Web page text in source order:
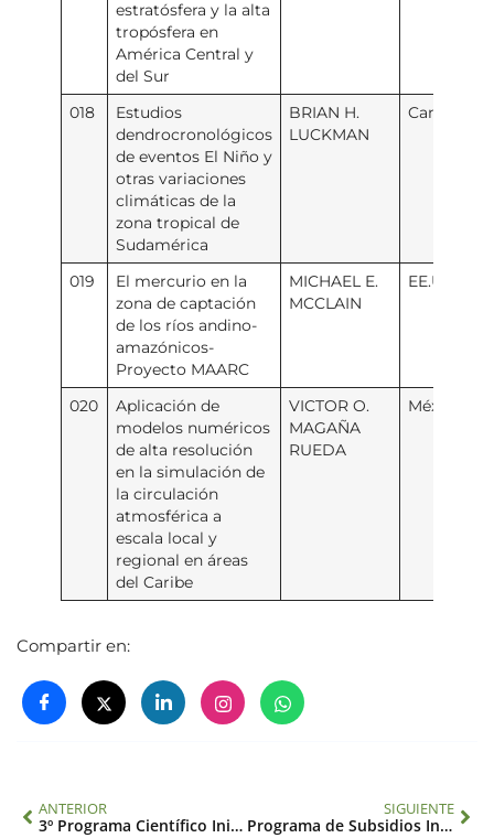
estratósfera y la alta
tropósfera en
América Central y
del Sur
018
Estudios
dendrocronológicos
de eventos El Niño y
otras variaciones
climáticas de la
zona tropical de
Sudamérica
BRIAN H.
LUCKMAN
Canadá
019
El mercurio en la
zona de captación
de los ríos andino-
amazónicos-
Proyecto MAARC
MICHAEL E.
MCCLAIN
EE.UU.
020
Aplicación de
modelos numéricos
de alta resolución
en la simulación de
la circulación
atmosférica a
escala local y
regional en áreas
del Caribe
VICTOR O.
MAGAÑA
RUEDA
México
Compartir en:
ANTERIOR
3º Programa Científico Inicial (ISP3)
SIGUIENTE
Programa de Subsidios Iniciales (SUG)